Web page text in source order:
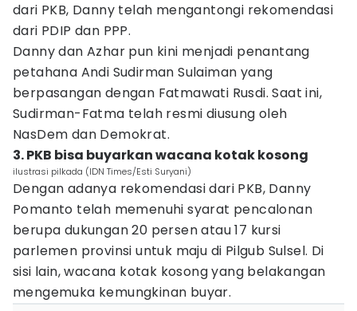
dari PKB, Danny telah mengantongi rekomendasi
dari PDIP dan PPP.
Danny dan Azhar pun kini menjadi penantang
petahana Andi Sudirman Sulaiman yang
berpasangan dengan Fatmawati Rusdi. Saat ini,
Sudirman-Fatma telah resmi diusung oleh
NasDem dan Demokrat.
3. PKB bisa buyarkan wacana kotak kosong
ilustrasi pilkada (IDN Times/Esti Suryani)
Dengan adanya rekomendasi dari PKB, Danny
Pomanto telah memenuhi syarat pencalonan
berupa dukungan 20 persen atau 17 kursi
parlemen provinsi untuk maju di Pilgub Sulsel. Di
sisi lain, wacana kotak kosong yang belakangan
mengemuka kemungkinan buyar.